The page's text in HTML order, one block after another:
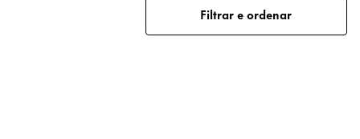
Filtrar e ordenar